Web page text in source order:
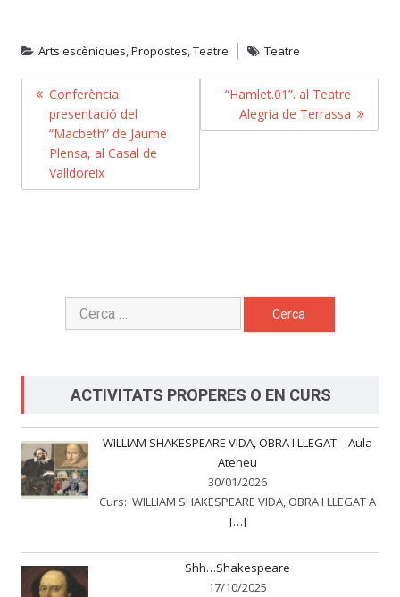
Arts escèniques,Propostes,Teatre Teatre
NAVEGACIÓ
D'ENTRADES
Conferència
presentació del
“Macbeth” de Jaume
Plensa, al Casal de
Valldoreix
“Hamlet.01”. al Teatre
Alegria de Terrassa
Cerca:
ACTIVITATS PROPERES O EN CURS
WILLIAM SHAKESPEARE VIDA, OBRA I LLEGAT – Aula
Ateneu
30/01/2026
Curs: WILLIAM SHAKESPEARE VIDA, OBRA I LLEGAT A
[…]
Shh…Shakespeare
17/10/2025